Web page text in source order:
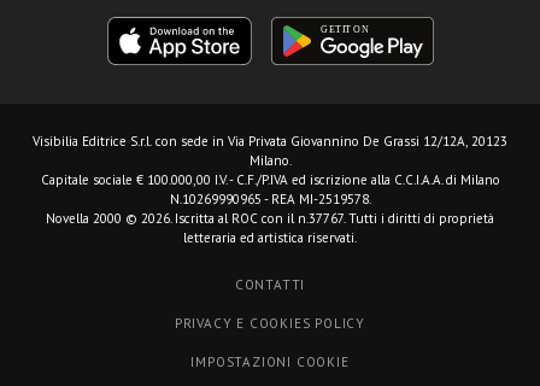
Visibilia Editrice S.r.l. con sede in Via Privata Giovannino De Grassi 12/12A, 20123
Milano.
Capitale sociale € 100.000,00 I.V. - C.F./P.IVA ed iscrizione alla C.C.I.A.A. di Milano
N.10269990965 - REA MI-2519578.
Novella 2000 © 2026. Iscritta al ROC con il n.37767. Tutti i diritti di proprietà
letteraria ed artistica riservati.
CONTATTI
PRIVACY E COOKIES POLICY
IMPOSTAZIONI COOKIE